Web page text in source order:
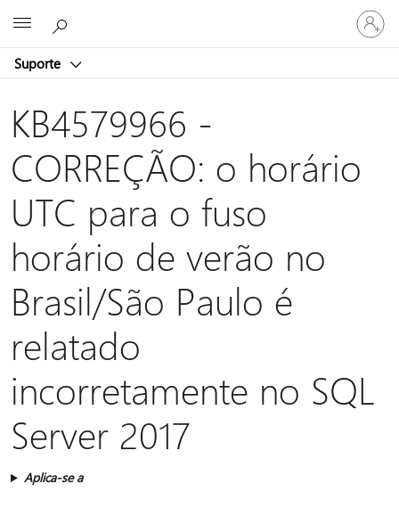
Suporte
Entre
em
sua
KB4579966 -
CORREÇÃO: o horário
UTC para o fuso
horário de verão no
Brasil/São Paulo é
relatado
incorretamente no SQL
Server 2017
Aplica-se a